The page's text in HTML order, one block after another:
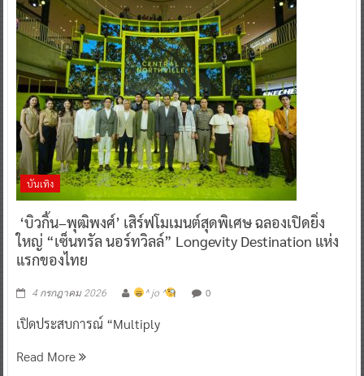
บันเทิง
‘บิวกิ้น–พุฒิพงศ์’ เสิร์ฟโมเมนต์สุดพิเศษ ฉลองเปิดยิ่ง
ใหญ่ “เซ็นทรัล นอร์ทวิลล์” Longevity Destination แห่ง
แรกของไทย
4 กรกฎาคม 2026 ^ jo ^ 0
เปิดประสบการณ์ “Multiply
Read More